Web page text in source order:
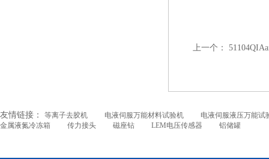
上一个：
友情链接： 等离子去胶机 电液伺服万能材料试验机
电液伺服液压万能试
金属液氮冷冻箱
传力接头 磁座钻 LEM电压传感器 铝储罐